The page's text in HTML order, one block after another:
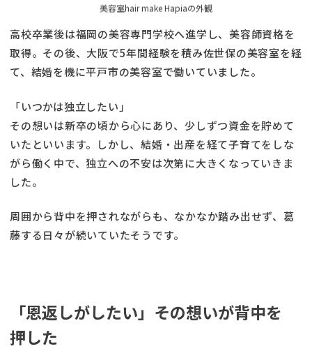
美容室hair make Hapiaの外観
高校卒業後は福岡の美容専門学校へ進学し、美容師資格を
取得。その後、大阪で5年間経験を積み佐世保の美容室を経
て、結婚を機に平戸市の美容室で働いていました。
「いつかは独立したい」
その想いは新卒の頃から心にあり、少しずつ資金を貯めて
いたといいます。しかし、結婚・出産を経て子育てをしな
がら働く中で、独立への不安は次第に大きくなっていきま
した。
周囲から背中を押されながらも、なかなか踏み出せず、葛
藤する日々が続いていたそうです。
「恩返しがしたい」その想いが背中を
押した